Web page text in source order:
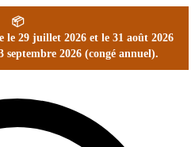
📦
le 29 juillet 2026 et le 31 août 2026
septembre 2026 (congé annuel).